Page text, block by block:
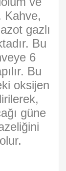
Kahve,
gazlı
Bu
6
Bu
oksijen
güne